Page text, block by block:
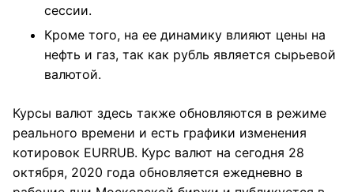
сессии.
Кроме того, на ее динамику влияют цены на
нефть и газ, так как рубль является сырьевой
валютой.
Курсы валют здесь также обновляются в режиме
реального времени и есть графики изменения
котировок EURRUB. Курс валют на сегодня 28
октября, 2020 года обновляется ежедневно в